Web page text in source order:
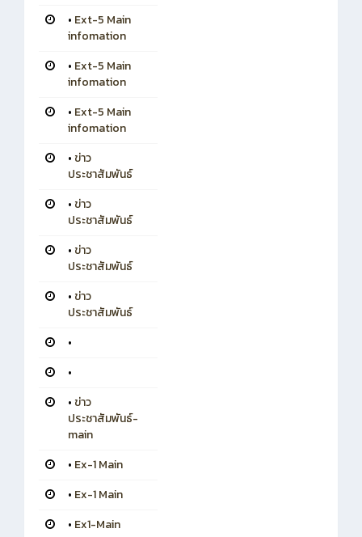
• Ext-5 Main
infomation
• Ext-5 Main
infomation
• Ext-5 Main
infomation
• ข่าว
ประชาสัมพันธ์
• ข่าว
ประชาสัมพันธ์
• ข่าว
ประชาสัมพันธ์
• ข่าว
ประชาสัมพันธ์
•
•
• ข่าว
ประชาสัมพันธ์-
main
• Ex-1 Main
• Ex-1 Main
• Ex1-Main